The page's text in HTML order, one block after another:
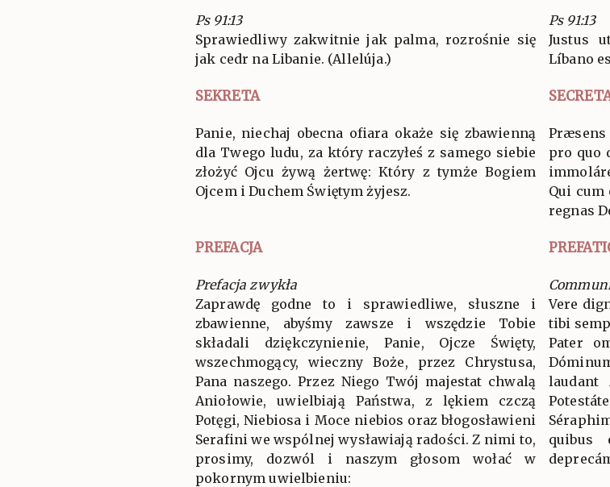
Ps 91:13
Sprawiedliwy zakwitnie jak palma, rozrośnie się
jak cedr na Libanie. (Allelúja.)
Ps 91:13
Justus
Líbano
SEKRETA
Panie, niechaj obecna ofiara okaże się zbawienną
dla Twego ludu, za który raczyłeś z samego siebie
złożyć Ojcu żywą żertwę: Który z tymże Bogiem
Ojcem i Duchem Świętym żyjesz.
Præsens
pro quo
Qui cum
regnas
PREFACJA
Prefacja zwykła
Zaprawdę godne to i sprawiedliwe, słuszne i
zbawienne, abyśmy zawsze i wszędzie Tobie
składali dziękczynienie, Panie, Ojcze Święty,
wszechmogący, wieczny Boże, przez Chrystusa,
Pana naszego. Przez Niego Twój majestat chwalą
Aniołowie, uwielbiają Państwa, z lękiem czczą
Potęgi, Niebiosa i Moce niebios oraz błogosławieni
Serafini we wspólnej wysławiają radości. Z nimi to,
prosimy, dozwól i naszym głosom wołać w
pokornym uwielbieniu:
Vere
tibi
Pater
laudant
quibus